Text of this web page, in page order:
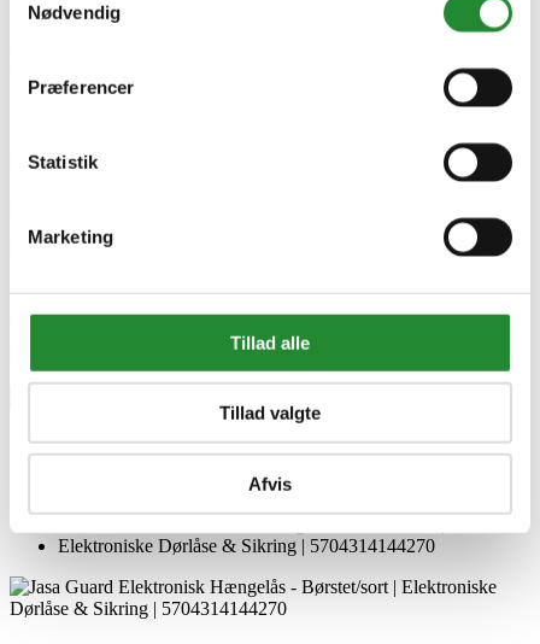
Nødvendig
Præferencer
Statistik
Marketing
Tillad alle
Tillad valgte
Afvis
Serie
GUARD
Lev. varenr.
5704314144270
EAN-13
Skriv produktanmeldelse
Ingen kundeanmeldelser for øjeblikket
Jasa Guard Elektronisk Hængelås - Børstet/sort